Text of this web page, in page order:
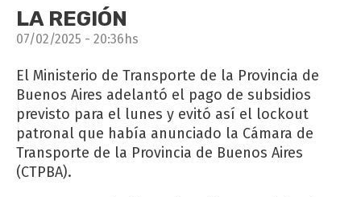
LA REGIÓN
07/02/2025 - 20:36hs
El Ministerio de Transporte de la Provincia de
Buenos Aires adelantó el pago de subsidios
previsto para el lunes y evitó así el lockout
patronal que había anunciado la Cámara de
Transporte de la Provincia de Buenos Aires
(CTPBA).